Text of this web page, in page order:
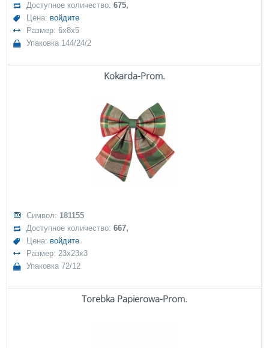
Доступное количество:675,
Цена: войдите
Размер: 6x8x5
Упаковка 144/24/2
Kokarda-Prom.
Символ: 181155
Доступное количество:667,
Цена: войдите
Размер: 23x23x3
Упаковка 72/12
Torebka Papierowa-Prom.